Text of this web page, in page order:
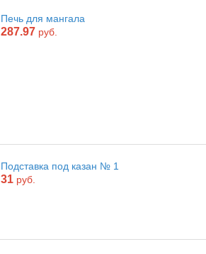
Печь для мангала
287.97 руб.
Подставка под казан № 1
31 руб.